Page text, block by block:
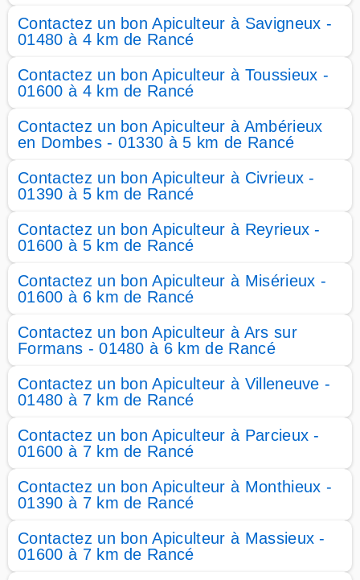
Contactez un bon Apiculteur à Savigneux -
01480 à 4 km de Rancé
Contactez un bon Apiculteur à Toussieux -
01600 à 4 km de Rancé
Contactez un bon Apiculteur à Ambérieux
en Dombes - 01330 à 5 km de Rancé
Contactez un bon Apiculteur à Civrieux -
01390 à 5 km de Rancé
Contactez un bon Apiculteur à Reyrieux -
01600 à 5 km de Rancé
Contactez un bon Apiculteur à Misérieux -
01600 à 6 km de Rancé
Contactez un bon Apiculteur à Ars sur
Formans - 01480 à 6 km de Rancé
Contactez un bon Apiculteur à Villeneuve -
01480 à 7 km de Rancé
Contactez un bon Apiculteur à Parcieux -
01600 à 7 km de Rancé
Contactez un bon Apiculteur à Monthieux -
01390 à 7 km de Rancé
Contactez un bon Apiculteur à Massieux -
01600 à 7 km de Rancé